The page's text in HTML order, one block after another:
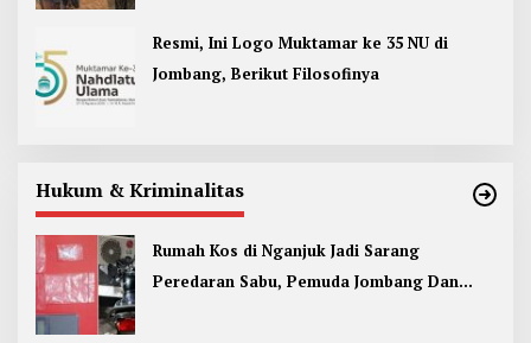
Resmi, Ini Logo Muktamar ke 35 NU di
Jombang, Berikut Filosofinya
Hukum & Kriminalitas
Rumah Kos di Nganjuk Jadi Sarang
Peredaran Sabu, Pemuda Jombang Dan